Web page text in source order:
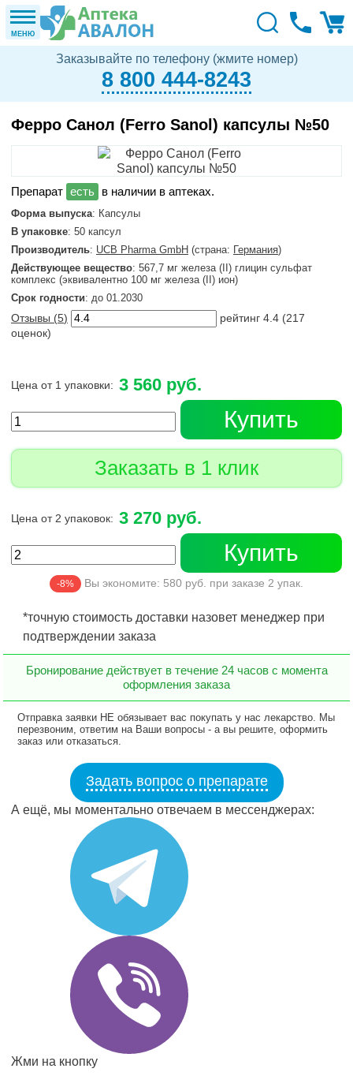
МЕНЮ
Заказывайте по телефону (жмите номер)
8 800 444-8243
Ферро Санол (Ferro Sanol) капсулы №50
в наличии в аптеках.
Форма выпуска: Капсулы
В упаковке: 50 капсул
Производитель: UCB Pharma GmbH (страна: Германия)
Действующее вещество: 567,7 мг железа (II) глицин сульфат
комплекс (эквивалентно 100 мг железа (II) ион)
Срок годности: до 01.2030
Отзывы (5) рейтинг 4.4 (217
оценок)
Цена от 1 упаковки: 3 560 руб.
Купить
Заказать в 1 клик
Цена от 2 упаковок: 3 270 руб.
Купить
-8% Вы экономите: 580 руб. при заказе 2 упак.
*точную стоимость доставки назовет менеджер при
подтверждении заказа
Бронирование действует в течение 24 часов с момента
оформления заказа
Отправка заявки НЕ обязывает вас покупать у нас лекарство. Мы
перезвоним, ответим на Ваши вопросы - а вы решите, оформить
заказ или отказаться.
Задать вопрос о препарате
А ещё, мы моментально отвечаем в мессенджерах:
Жми на кнопку